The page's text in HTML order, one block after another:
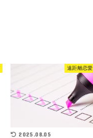
遠距離恋愛
2025.08.05